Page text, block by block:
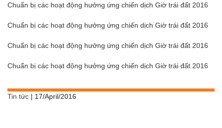
Chuẩn bị các hoạt động hưởng ứng chiến dịch Giờ trái đất 2016
Chuẩn bị các hoạt động hưởng ứng chiến dịch Giờ trái đất 2016
Chuẩn bị các hoạt động hưởng ứng chiến dịch Giờ trái đất 2016
Chuẩn bị các hoạt động hưởng ứng chiến dịch Giờ trái đất 2016
Tin tức | 17/April/2016